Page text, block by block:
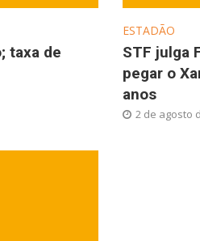
taxa de
ESTADÃO
STF julga
pegar o
anos
2 de agosto